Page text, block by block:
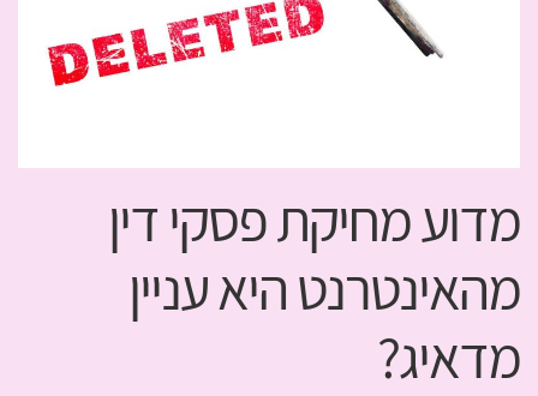
מדוע מחיקת פסקי דין
מהאינטרנט היא עניין
מדאיג?